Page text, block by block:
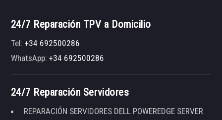
24/7 Reparación TPV a Domicilio
Tel:+34 692500286
WhatsApp:+34 692500286
24/7 Reparación Servidores
REPARACIÓN SERVIDORES DELL POWEREDGE SERVER